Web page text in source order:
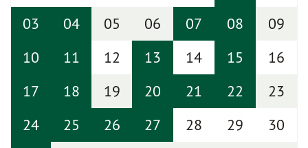
03
04 05 06 07 08
09
10
11 12 13 14 15
16
17
18 19 20 21 22
23
24
25 26 27 28 29
30